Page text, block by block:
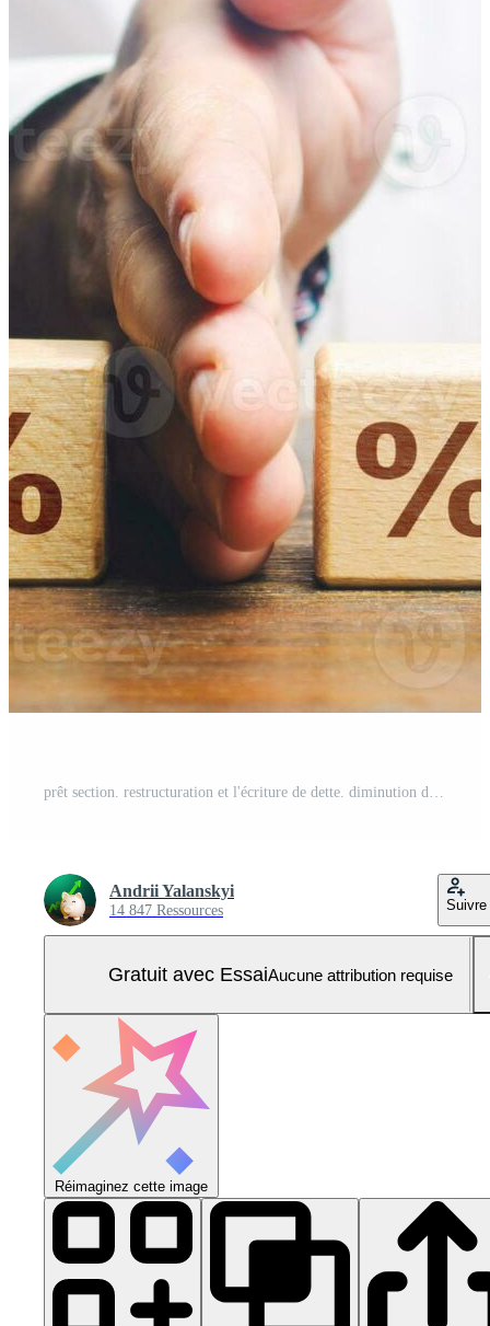
prêt section. restructuration et l'écriture de dette. diminution dans rentabilité de le dépôt l'intérêt taux. dette fardeau. crédit doubler. investissement portefeuille. partager bénéfices. vente, prix couper. Photo Pro
Andrii Yalanskyi
14 847 Ressources Suivre
Gratuit avec EssaiAucune attribution requise
Réimaginez cette image